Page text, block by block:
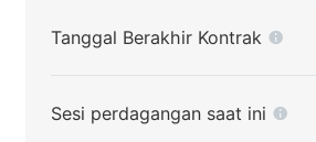
Tanggal Berakhir Kontrak
Sesi perdagangan saat ini